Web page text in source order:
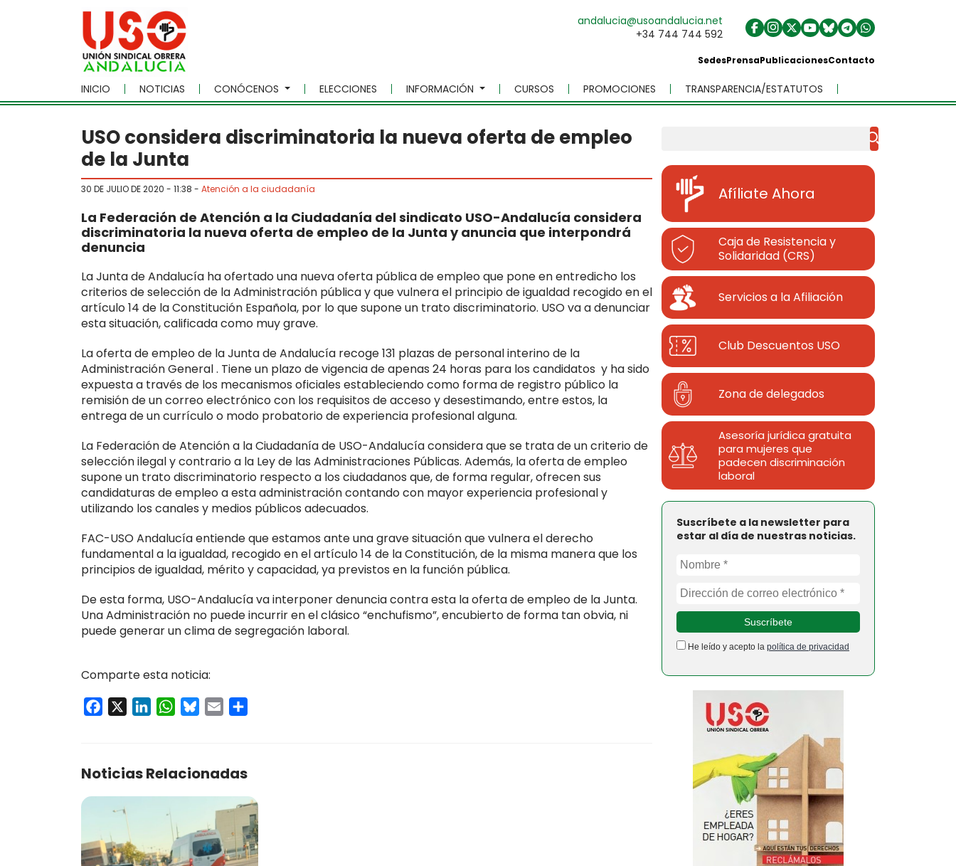
Skip to main content
andalucia@usoandalucia.net
+34 744 744 592
SedesPrensaPublicacionesContacto
INICIO NOTICIAS CONÓCENOS ELECCIONES INFORMACIÓN CURSOS PROMOCIONES TRANSPARENCIA/ESTATUTOS
USO considera discriminatoria la nueva oferta de empleo
de la Junta
30 DE JULIO DE 2020 - 11:38 - Atención a la ciudadanía
La Federación de Atención a la Ciudadanía del sindicato USO-Andalucía considera
discriminatoria la nueva oferta de empleo de la Junta y anuncia que interpondrá
denuncia
La Junta de Andalucía ha ofertado una nueva oferta pública de empleo que pone en entredicho los
criterios de selección de la Administración pública y que vulnera el principio de igualdad recogido en el
artículo 14 de la Constitución Española, por lo que supone un trato discriminatorio. USO va a denunciar
esta situación, calificada como muy grave.
La oferta de empleo de la Junta de Andalucía recoge 131 plazas de personal interino de la
Administración General . Tiene un plazo de vigencia de apenas 24 horas para los candidatos y ha sido
expuesta a través de los mecanismos oficiales estableciendo como forma de registro público la
remisión de un correo electrónico con los requisitos de acceso y desestimando, entre estos, la
entrega de un currículo o modo probatorio de experiencia profesional alguna.
La Federación de Atención a la Ciudadanía de USO-Andalucía considera que se trata de un criterio de
selección ilegal y contrario a la Ley de las Administraciones Públicas. Además, la oferta de empleo
supone un trato discriminatorio respecto a los ciudadanos que, de forma regular, ofrecen sus
candidaturas de empleo a esta administración contando con mayor experiencia profesional y
utilizando los canales y medios públicos adecuados.
FAC-USO Andalucía entiende que estamos ante una grave situación que vulnera el derecho
fundamental a la igualdad, recogido en el artículo 14 de la Constitución, de la misma manera que los
principios de igualdad, mérito y capacidad, ya previstos en la función pública.
De esta forma, USO-Andalucía va interponer denuncia contra esta la oferta de empleo de la Junta.
Una Administración no puede incurrir en el clásico “enchufismo”, encubierto de forma tan obvia, ni
puede generar un clima de segregación laboral.
Comparte esta noticia:
Facebook LinkedInWhatsApp
Bluesky
Email
Noticias Relacionadas
Afíliate Ahora
Caja de Resistencia y
Solidaridad (CRS)
Servicios a la Afiliación
Club Descuentos USO
Zona de delegados
Asesoría jurídica gratuita
para mujeres que
padecen discriminación
laboral
Suscríbete a la newsletter para
estar al día de nuestras noticias.
He leído y acepto la política de privacidad